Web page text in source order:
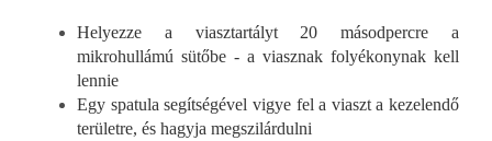
Helyezze a viasztartályt 20 másodpercre a
mikrohullámú sütőbe - a viasznak folyékonynak kell
lennie
Egy spatula segítségével vigye fel a viaszt a kezelendő
területre, és hagyja megszilárdulni